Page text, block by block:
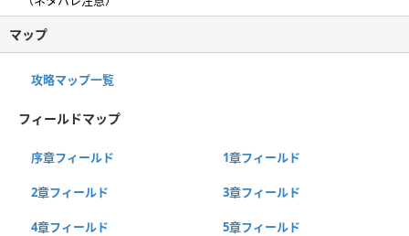
マップ
攻略マップ一覧
フィールドマップ
序章フィールド 1章フィールド
2章フィールド 3章フィールド
4章フィールド 5章フィールド